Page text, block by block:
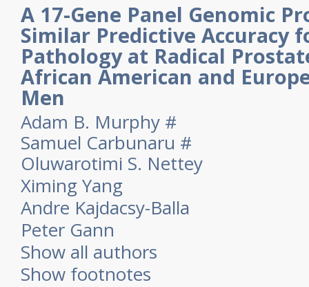
A 17-Gene Panel Genomic
Similar Predictive Accuracy
Pathology at Radical
African American and
Men
Adam B. Murphy #
Samuel Carbunaru #
Oluwarotimi S. Nettey
Ximing Yang
Andre Kajdacsy-Balla
Peter Gann
Show all authors
Show footnotes